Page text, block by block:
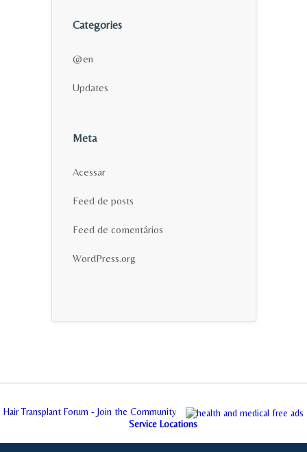
Categories
@en
Updates
Meta
Acessar
Feed de posts
Feed de comentários
WordPress.org
Hair Transplant Forum - Join the Community
Service Locations